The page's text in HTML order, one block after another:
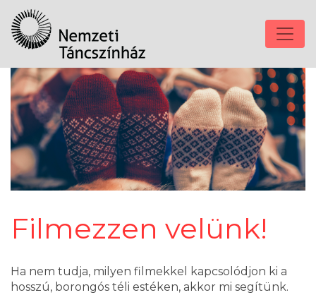
Filmezzen velünk!
Ha nem tudja, milyen filmekkel kapcsolódjon ki a
hosszú, borongós téli estéken, akkor mi segítünk.